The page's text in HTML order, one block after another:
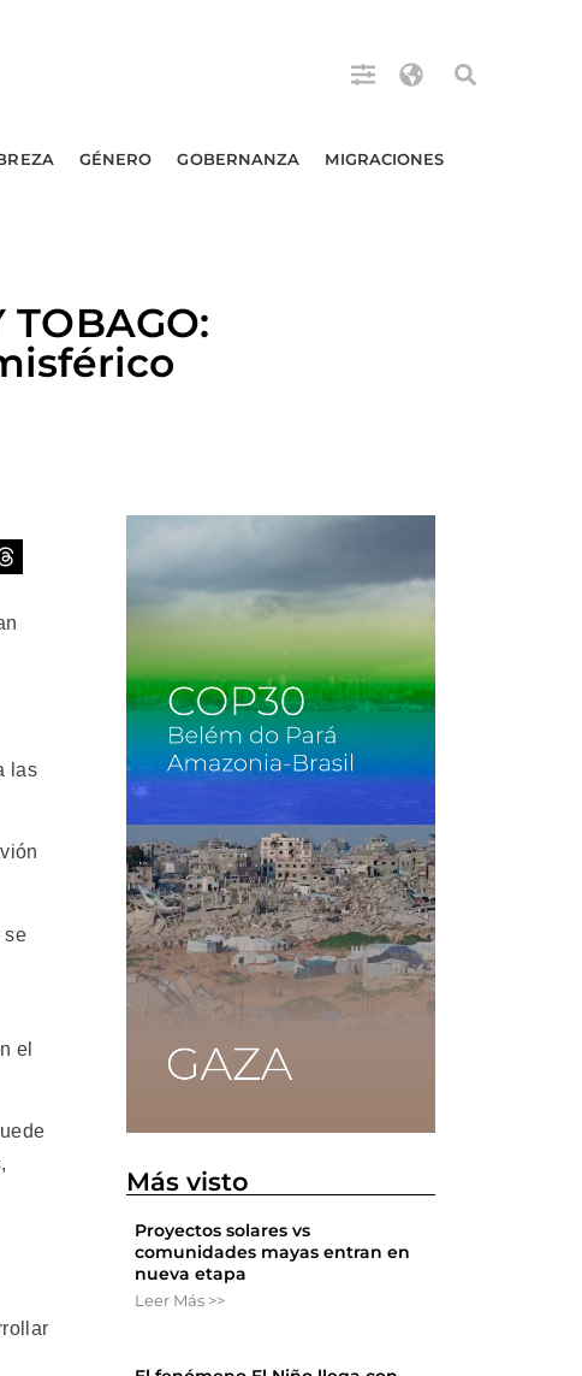
GÉNERO GOBERNANZA MIGRACIONES
TOBAGO:
las
se
el
Más visto
Proyectos solares vs
comunidades mayas entran en
nueva etapa
Leer Más >>